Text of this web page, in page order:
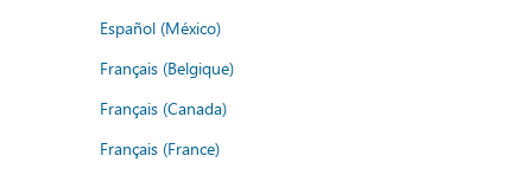
Español (México)
Français (Belgique)
Français (Canada)
Français (France)